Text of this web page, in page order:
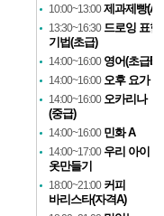
10:00~13:00 제과제빵(A)
13:30~16:30 드로잉 표현
기법(초급)
14:00~16:00 영어(초급B)
14:00~16:00 오후 요가
14:00~16:00 오카리나
(중급)
14:00~16:00 민화 A
14:00~17:00 우리 아이
옷만들기
18:00~21:00 커피
바리스타(자격A)